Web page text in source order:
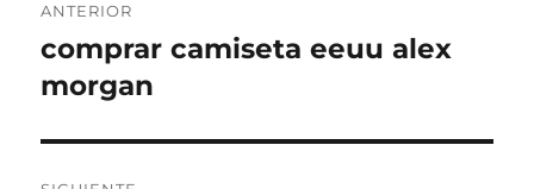
de
entradas
ANTERIOR
Entrada
anterior:
comprar camiseta eeuu alex
morgan